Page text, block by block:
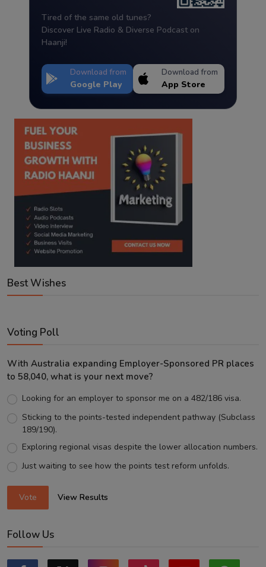
Tired of the same old tunes?
Discover Live Radio & Diverse Podcast on
Haanji!
Download from
Google Play
Download from
App Store
Best Wishes
Voting Poll
With Australia expanding Employer-Sponsored PR places
to 58,040, what is your next move?
Looking for an employer to sponsor me on a 482/186 visa.
Sticking to the points-tested independent pathway (Subclass
189/190).
Exploring regional visas despite the lower allocation numbers.
Just waiting to see how the points test reform unfolds.
Vote View Results
Follow Us